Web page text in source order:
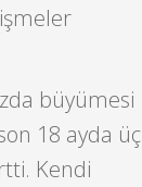
büyümesi
18 ayda üç
Kendi